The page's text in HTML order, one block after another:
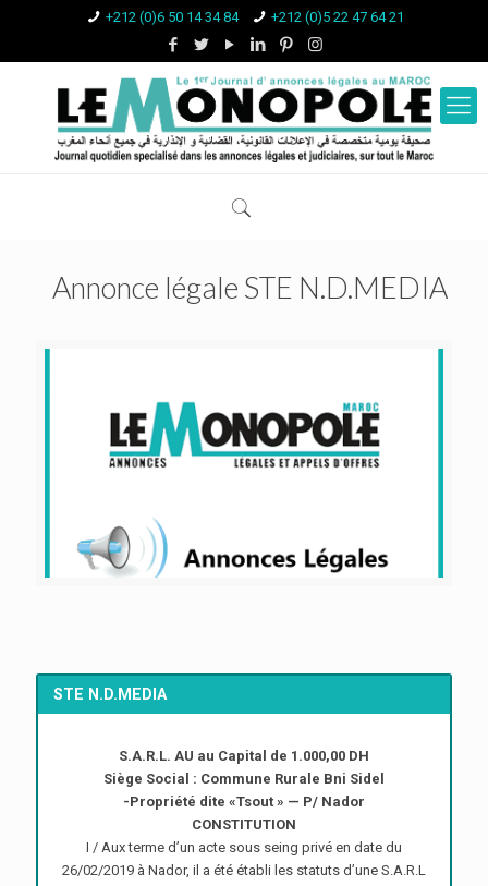
+212 (0)6 50 14 34 84 +212 (0)5 22 47 64 21
Annonce légale STE N.D.MEDIA
STE N.D.MEDIA
S.A.R.L. AU au Capital de 1.000,00 DH
Siège Social : Commune Rurale Bni Sidel
-Propriété dite «Tsout » — P/ Nador
CONSTITUTION
I / Aux terme d’un acte sous seing privé en date du
26/02/2019 à Nador, il a été établi les statuts d’une S.A.R.L